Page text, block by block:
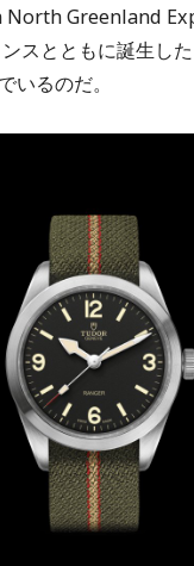
North Greenland
スとともに誕生し
いるのだ。